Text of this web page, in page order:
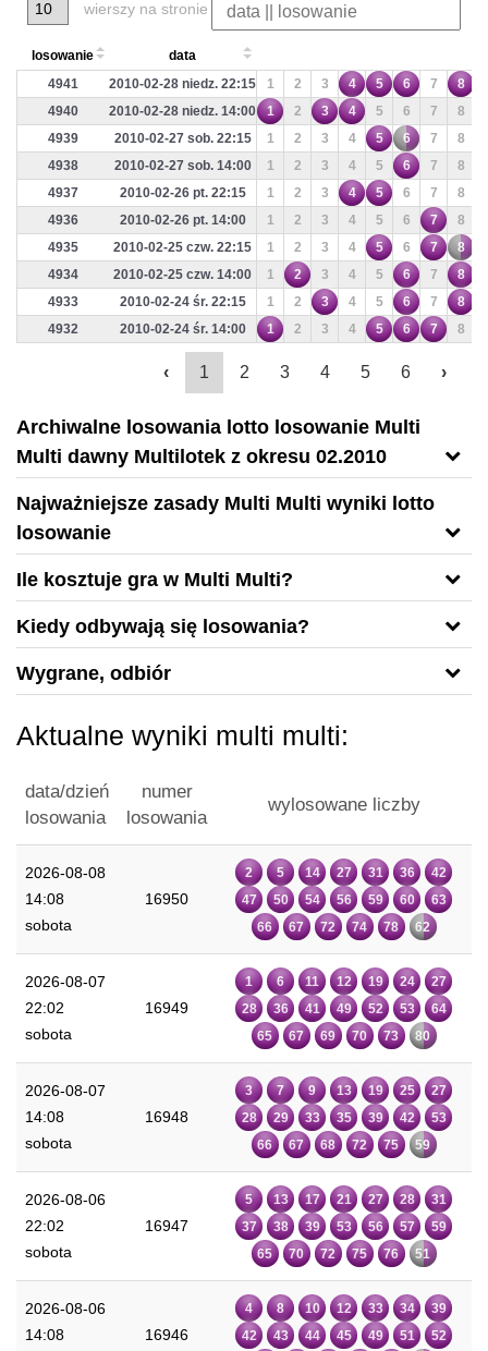
wierszy na stronie
losowanie
data
4941
2010-02-28 niedz. 22:15 1 2 3 4 5 6 7 8
4940
2010-02-28 niedz. 14:00 1 2 3 4 5 6 7 8
4939
2010-02-27 sob. 22:15 1 2 3 4 5 6 7 8
4938
2010-02-27 sob. 14:00 1 2 3 4 5 6 7 8
4937
2010-02-26 pt. 22:15 1 2 3 4 5 6 7 8
4936
2010-02-26 pt. 14:00 1 2 3 4 5 6 7 8
4935
2010-02-25 czw. 22:15 1 2 3 4 5 6 7 8
4934
2010-02-25 czw. 14:00 1 2 3 4 5 6 7 8
4933
2010-02-24 śr. 22:15 1 2 3 4 5 6 7 8
4932
2010-02-24 śr. 14:00 1 2 3 4 5 6 7 8
‹ 1 2 3 4 5 6 ›
Archiwalne losowania lotto losowanie Multi
Multi dawny Multilotek z okresu 02.2010
Najważniejsze zasady Multi Multi wyniki lotto
losowanie
Ile kosztuje gra w Multi Multi?
Kiedy odbywają się losowania?
Wygrane, odbiór
Aktualne wyniki multi multi:
data/dzień
losowania
numer
losowania
wylosowane liczby
2026-08-08
14:08
sobota
16950
2 5 14 27 31 36
42
47
50 54 56 59 60
63
66
67 72 74 78 62
2026-08-07
22:02
sobota
16949
1 6 11 12 19 24
27
28
36 41 49 52 53
64
65
67 69 70 73 80
2026-08-07
14:08
sobota
16948
3 7 9 13 19 25
27
28
29 33 35 39 42
53
66
67 68 72 75 59
2026-08-06
22:02
sobota
16947
5 13 17 21 27 28
31
37
38 39 53 56 57
59
65
70 72 75 76 51
2026-08-06
14:08
16946
4 8 10 12 33 34
39
42
43 44 45 49 51
52